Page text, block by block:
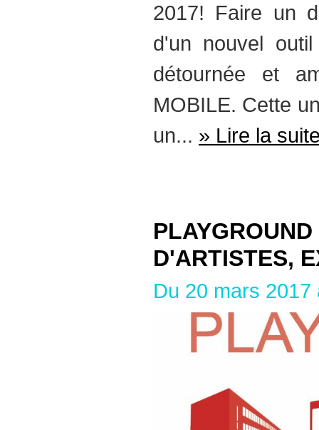
2017! Faire un
d'un nouvel
détournée et
MOBILE. Cette
un... » Lire la
D'ARTISTES,
Du 20 mars